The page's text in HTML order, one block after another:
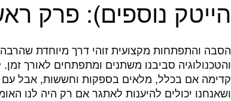
הייטק נוספים): פרק
הסבה והתפתחות מקצועית זוהי דרך מיוחדת
והטכנולוגיה סביבנו משתנים ומתפתחים לאורך
קדימה אם בכלל, מלאים בספקות וחששות, אבל
ושאנחנו יכולים להיענות לאתגר אם רק היה לנו